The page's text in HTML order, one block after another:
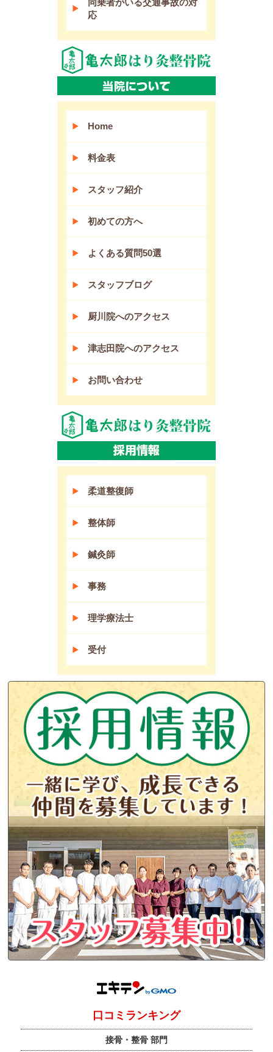
同乗者がいる交通事故の対
応
Home
料金表
スタッフ紹介
初めての方へ
よくある質問50選
スタッフブログ
厨川院へのアクセス
津志田院へのアクセス
お問い合わせ
柔道整復師
整体師
鍼灸師
事務
理学療法士
受付